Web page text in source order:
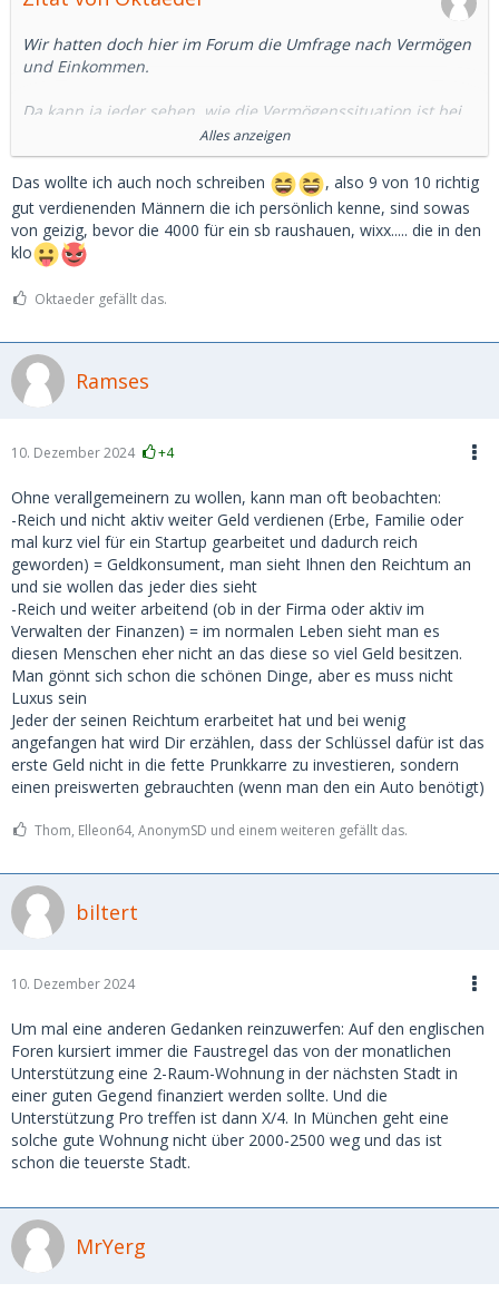
Wir hatten doch hier im Forum die Umfrage nach Vermögen
und Einkommen.
Da kann ja jeder sehen, wie die Vermögenssituation ist bei
Und 4.000 Euro für ein SB, das sind immer noch ca 8.000
brutto-Gehalt. Das muss man erstmal übrig haben.
Und viele sehr Reiche, die ich kenne, sind eher geizig oder
kniepig, was das Geldausgeben angeht.
Nicht umsonst kommt ja der Spruch: wenn du sparen
Alles anzeigen
Das wollte ich auch noch schreiben
, also 9 von 10 richtig
gut verdienenden Männern die ich persönlich kenne, sind sowas
von geizig, bevor die 4000 für ein sb raushauen, wixx..... die in den
klo
Oktaeder gefällt das.
Ramses
10. Dezember 2024 +4
Ohne verallgemeinern zu wollen, kann man oft beobachten:
-Reich und nicht aktiv weiter Geld verdienen (Erbe, Familie oder
mal kurz viel für ein Startup gearbeitet und dadurch reich
geworden) = Geldkonsument, man sieht Ihnen den Reichtum an
und sie wollen das jeder dies sieht
-Reich und weiter arbeitend (ob in der Firma oder aktiv im
Verwalten der Finanzen) = im normalen Leben sieht man es
diesen Menschen eher nicht an das diese so viel Geld besitzen.
Man gönnt sich schon die schönen Dinge, aber es muss nicht
Luxus sein
Jeder der seinen Reichtum erarbeitet hat und bei wenig
angefangen hat wird Dir erzählen, dass der Schlüssel dafür ist das
erste Geld nicht in die fette Prunkkarre zu investieren, sondern
einen preiswerten gebrauchten (wenn man den ein Auto benötigt)
Thom, Elleon64, AnonymSD und einem weiteren gefällt das.
biltert
10. Dezember 2024
Um mal eine anderen Gedanken reinzuwerfen: Auf den englischen
Foren kursiert immer die Faustregel das von der monatlichen
Unterstützung eine 2-Raum-Wohnung in der nächsten Stadt in
einer guten Gegend finanziert werden sollte. Und die
Unterstützung Pro treffen ist dann X/4. In München geht eine
solche gute Wohnung nicht über 2000-2500 weg und das ist
schon die teuerste Stadt.
MrYerg